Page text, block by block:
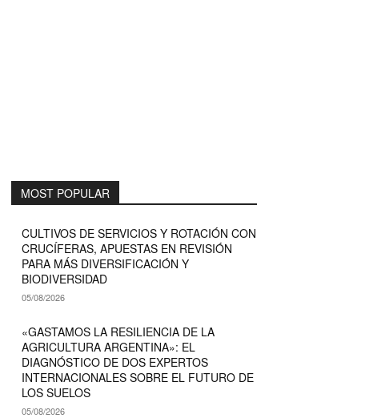
MOST POPULAR
CULTIVOS DE SERVICIOS Y ROTACIÓN CON
CRUCÍFERAS, APUESTAS EN REVISIÓN
PARA MÁS DIVERSIFICACIÓN Y
BIODIVERSIDAD
05/08/2026
«GASTAMOS LA RESILIENCIA DE LA
AGRICULTURA ARGENTINA»: EL
DIAGNÓSTICO DE DOS EXPERTOS
INTERNACIONALES SOBRE EL FUTURO DE
LOS SUELOS
05/08/2026